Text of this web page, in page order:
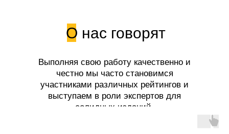
О нас говорят
Выполняя свою работу качественно и
честно мы часто становимся
участниками различных рейтингов и
выступаем в роли экспертов для
солидных изданий.